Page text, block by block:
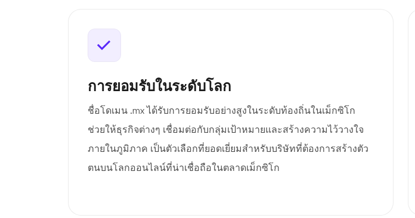
การยอมรับในระดับโลก
ชื่อโดเมน .mx ได้รับการยอมรับอย่างสูงในระดับท้องถิ่นในเม็กซิโก
ช่วยให้ธุรกิจต่างๆ เชื่อมต่อกับกลุ่มเป้าหมายและสร้างความไว้วางใจ
ภายในภูมิภาค เป็นตัวเลือกที่ยอดเยี่ยมสำหรับบริษัทที่ต้องการสร้างตัว
ตนบนโลกออนไลน์ที่น่าเชื่อถือในตลาดเม็กซิโก